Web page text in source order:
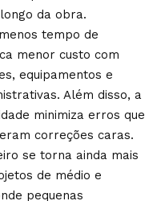
da obra.
tempo de
menor custo com
equipamentos e
Além disso, a
minimiza erros que
correções caras.
se torna ainda mais
de médio e
pequenas